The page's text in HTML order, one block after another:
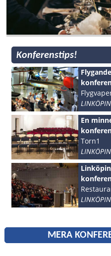
Konferenstips!
En
Torn1
MERA